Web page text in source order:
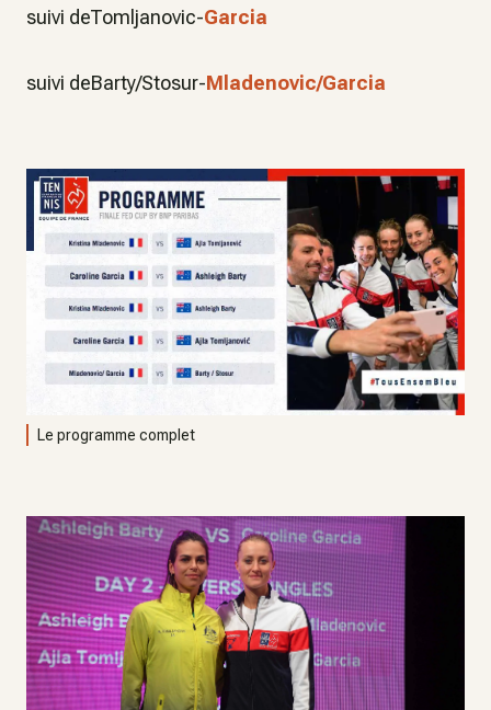
suivi deTomljanovic-Garcia
suivi deBarty/Stosur-Mladenovic/Garcia
Le programme complet